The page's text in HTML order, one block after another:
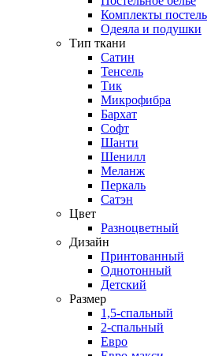
Комплекты
Одеяла и подушки
Тип ткани
Сатин
Тенсель
Тик
Микрофибра
Бархат
Софт
Шанти
Шенилл
Меланж
Перкаль
Сатэн
Цвет
Разноцветный
Дизайн
Принтованный
Однотонный
Детский
Размер
1,5-спальный
2-спальный
Евро